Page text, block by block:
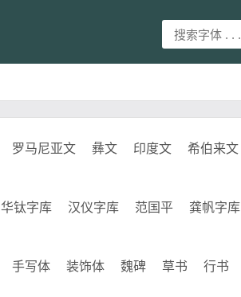
罗马尼亚文 彝文 印度文 希伯来文
华钛字库 汉仪字库 范国平 龚帆字库
手写体 装饰体 魏碑 草书 行书